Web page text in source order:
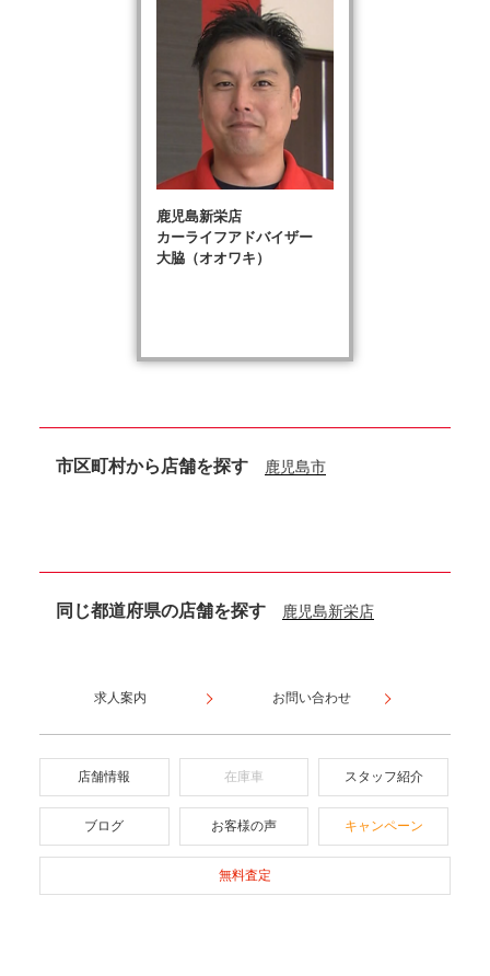
鹿児島新栄店
カーライフアドバイザー
大脇（オオワキ）
市区町村から店舗を探す 鹿児島市
同じ都道府県の店舗を探す 鹿児島新栄店
求人案内 お問い合わせ
店舗情報 在庫車 スタッフ紹介
ブログ お客様の声 キャンペーン
無料査定